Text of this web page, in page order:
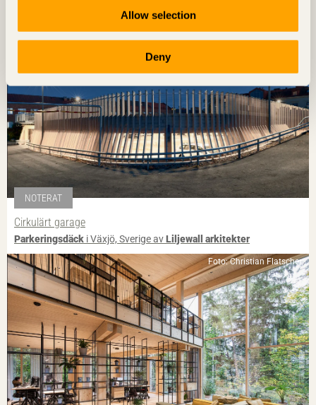
Allow selection
Deny
Foto: Mads Frederik Christensen
NOTERAT
Cirkulärt garage
Parkeringsdäck i Växjö, Sverige avLiljewall arkitekter
Foto: Christian Flatscher